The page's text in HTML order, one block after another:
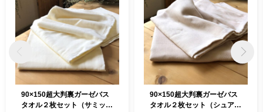
90×150超大判裏ガーゼバス
タオル２枚セット（サミット
90×150超大判裏ガーゼバス
タオル２枚セット（シュアラ